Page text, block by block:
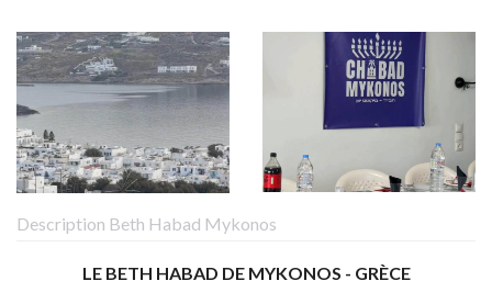
Description Beth Habad Mykonos
LE BETH HABAD DE MYKONOS - GRÈCE